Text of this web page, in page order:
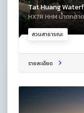
สวนสาธารณะ
Tat Huang
HX7R HHM น้ำตกต
รายละเอียด